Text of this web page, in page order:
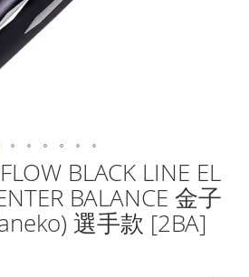
BLACK LINE EL
BALANCE 金子
選手款 [2BA]